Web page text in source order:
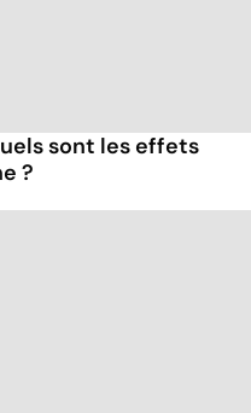
sont les effets
?